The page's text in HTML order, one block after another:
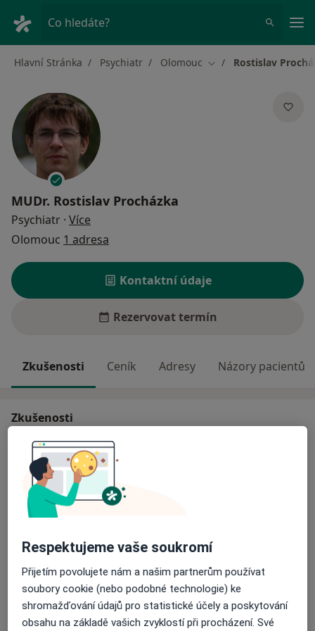
Co hledáte?
Hlavní Stránka Psychiatr Olomouc Změna města
Rostislav
MUDr. Rostislav Procházka
Psychiatr · Více
Olomouc 1 adresa
Kontaktní údaje
Rezervovat termín
Zkušenosti Ceník Adresy Názory pacientů
Zkušenosti
Terapeutický přístup
Psychoanalýza
Rodinná terapie
Odborník na:
Psychosomatika
Dětská psychologie
Hlavní léčená onemocnění
Mánie
Poruchy osobnosti
Respektujeme vaše soukromí
Přijetím povolujete nám a našim partnerům používat
soubory cookie (nebo podobné technologie) ke
shromažďování údajů pro statistické účely a poskytování
obsahu na základě vašich zvyklostí při procházení. Své